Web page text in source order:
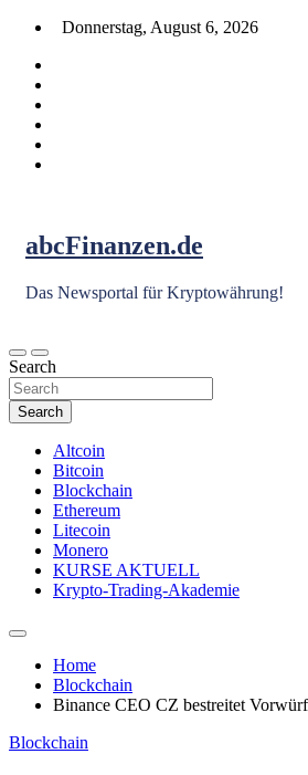
Skip
content
Donnerstag, August 6, 2026
abcFinanzen.de
Das Newsportal für Kryptowährung!
Search
Search
Altcoin
Bitcoin
Blockchain
Ethereum
Litecoin
Monero
KURSE AKTUELL
Krypto-Trading-Akademie
Home
Blockchain
Binance CEO CZ bestreitet
Blockchain